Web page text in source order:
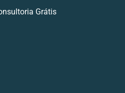
Grátis